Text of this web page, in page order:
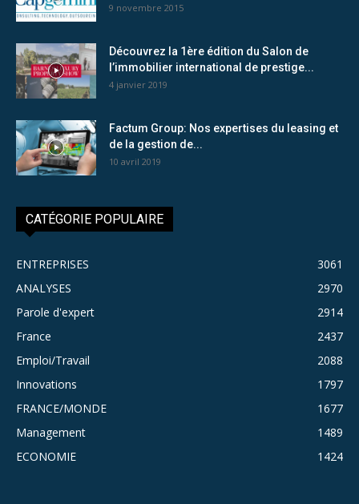
9 novembre 2015
Découvrez la 1ère édition du Salon de
l’immobilier international de prestige...
4 janvier 2019
Factum Group: Nos expertises du leasing et
de la gestion de...
10 avril 2019
CATÉGORIE POPULAIRE
ENTREPRISES
3061
ANALYSES
2970
Parole d'expert
2914
France
2437
Emploi/Travail
2088
Innovations
1797
FRANCE/MONDE
1677
Management
1489
ECONOMIE
1424